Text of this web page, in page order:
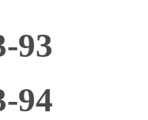
93
94